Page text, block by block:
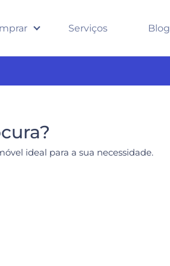
Serviços Blog
ideal para a sua necessidade.